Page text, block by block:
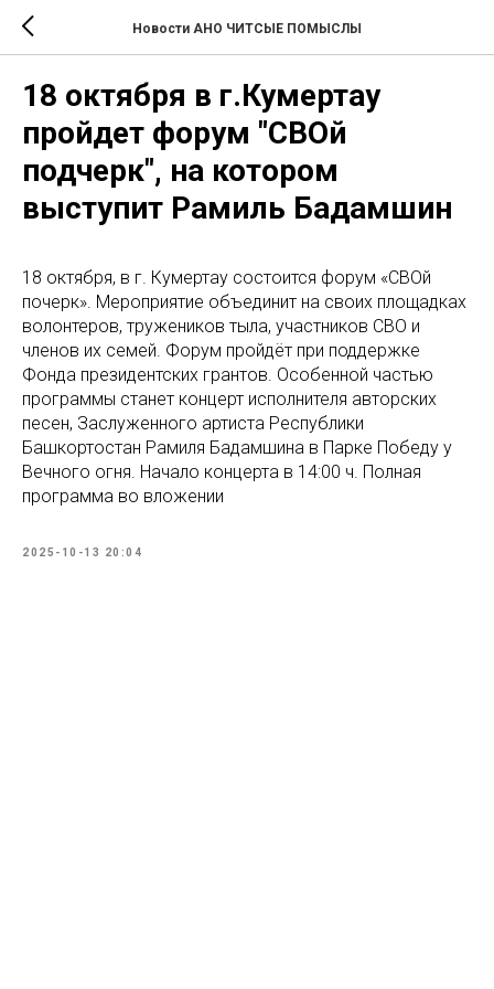
Новости АНО ЧИТСЫЕ ПОМЫСЛЫ
18 октября в г.Кумертау
пройдет форум "СВОй
подчерк", на котором
выступит Рамиль Бадамшин
18 октября, в г. Кумертау состоится форум «СВОй
почерк». Мероприятие объединит на своих площадках
волонтеров, тружеников тыла, участников СВО и
членов их семей. Форум пройдёт при поддержке
Фонда президентских грантов. Особенной частью
программы станет концерт исполнителя авторских
песен, Заслуженного артиста Республики
Башкортостан Рамиля Бадамшина в Парке Победу у
Вечного огня. Начало концерта в 14:00 ч. Полная
программа во вложении
2025-10-13 20:04